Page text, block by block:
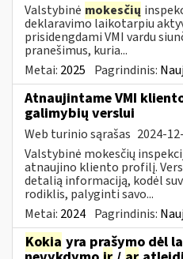
Valstybinė mokesčių
deklaravimo laikotarpiu
prisidengdami VMI vardu
pranešimus, kuria...
Metai: 2025 Pagrindinis:
Atnaujintame VMI
galimybių verslui
Web turinio sąrašas 2024-
Valstybinė mokesčių
atnaujino kliento profilį.
detalią informaciją, kodėl
rodiklis, palyginti savo...
Metai: 2024 Pagrindinis:
Kokia yra prašymo dėl